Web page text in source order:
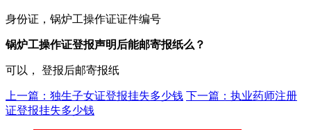
身份证，锅炉工操作证证件编号
锅炉工操作证登报声明后能邮寄报纸么？
可以， 登报后邮寄报纸
上一篇：独生子女证登报挂失多少钱 下一篇：执业药师注册
证登报挂失多少钱